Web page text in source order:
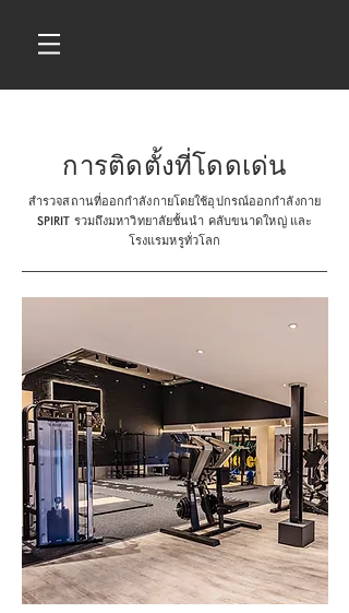
การติดตั้งที่โดดเด่น
สำรวจสถานที่ออกกำลังกายโดยใช้อุปกรณ์ออกกำลังกาย
SPIRIT รวมถึงมหาวิทยาลัยชั้นนำ คลับขนาดใหญ่ และ
โรงแรมหรูทั่วโลก